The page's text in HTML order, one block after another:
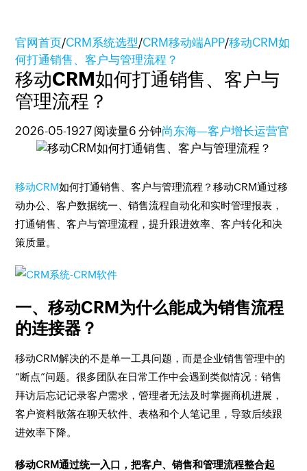
官网首页/CRM系统选型/CRM移动端APP/移动CRM如
何打通销售、客户与管理流程？
移动CRM如何打通销售、客户与
管理流程？
2026-05-1927 阅读量6 分钟尚东海—客户增长运营官
移动CRM如何打通销售、客户与管理流程？移动CRM通过移
动办公、客户数据统一、销售流程自动化和实时管理报表，
打通销售、客户与管理流程，提升跟进效率、客户转化和决
策质量。
一、移动CRM为什么能成为销售流程
的连接器？
移动CRM解决的不是单一工具问题，而是企业销售管理中的
“断点”问题。很多团队在日常工作中会遇到类似情况：销售
拜访后忘记记录客户需求，管理者无法及时掌握商机进展，
客户资料散落在聊天软件、表格和个人笔记里，导致后续跟
进效率下降。
移动CRM通过统一入口，把客户、销售和管理流程整合起